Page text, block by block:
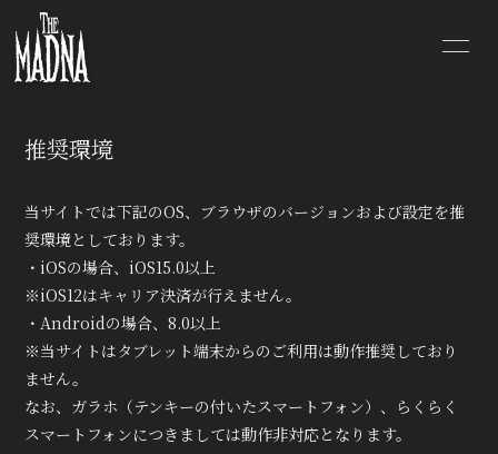
SCHEDULE
PROFILE
VIDEO
SHOP
BLOG
MOVIE
RADIO
PHOTO
Q&A
推奨環境
当サイトでは下記のOS、ブラウザのバージョンおよび設定を推
奨環境としております。
・iOSの場合、iOS15.0以上
※iOS12はキャリア決済が行えません。
・Androidの場合、8.0以上
※当サイトはタブレット端末からのご利用は動作推奨しており
ません。
なお、ガラホ（テンキーの付いたスマートフォン）、らくらく
スマートフォンにつきましては動作非対応となります。